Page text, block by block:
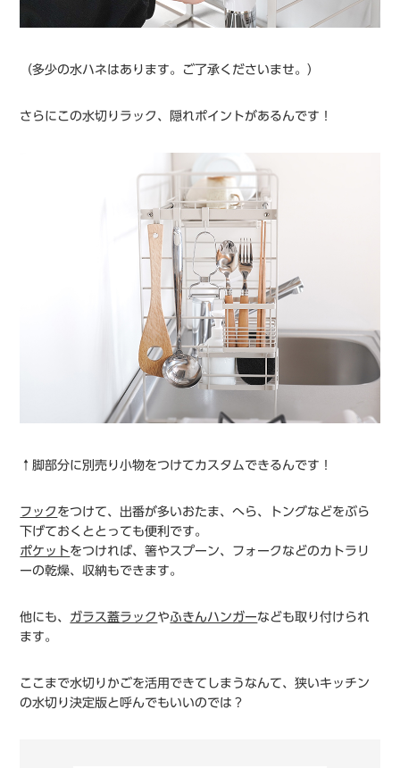
（多少の水ハネはあります。ご了承くださいませ。）
さらにこの水切りラック、隠れポイントがあるんです！
↑脚部分に別売り小物をつけてカスタムできるんです！
フック をつけて、出番が多いおたま、へら、トングなどをぶら
下げておくととっても便利です。
ポケットをつければ、箸やスプーン、フォークなどのカトラリ
ーの乾燥、収納もできます。
他にも、 ガラス蓋ラック やふきんハンガーなども取り付けられ
ます。
ここまで水切りかごを活用できてしまうなんて、狭いキッチン
の水切り決定版と呼んでもいいのでは？